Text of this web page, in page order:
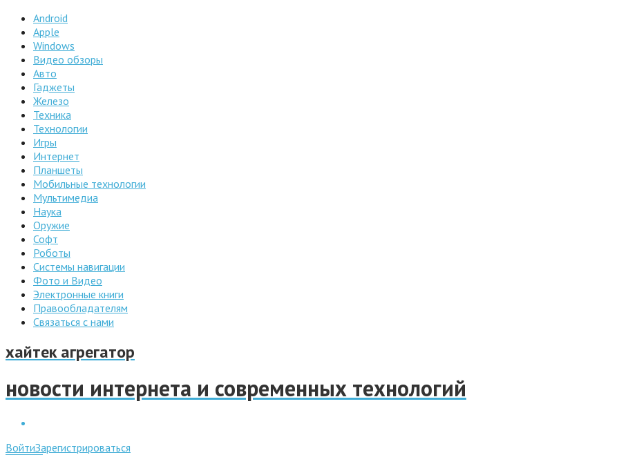
Android
Apple
Windows
Видео обзоры
Авто
Гаджеты
Железо
Техника
Технологии
Игры
Интернет
Планшеты
Мобильные технологии
Мультимедиа
Наука
Оружие
Софт
Роботы
Системы навигации
Фото и Видео
Электронные книги
Правообладателям
Связаться с нами
хайтек агрегатор
новости интернета и современных технологий
ВойтиЗарегистрироваться